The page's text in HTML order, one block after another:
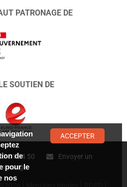
PATRONAGE DE
SOUTIEN DE
01 34 50
Envoyer un
de
pour le
nos
ACCEPTER